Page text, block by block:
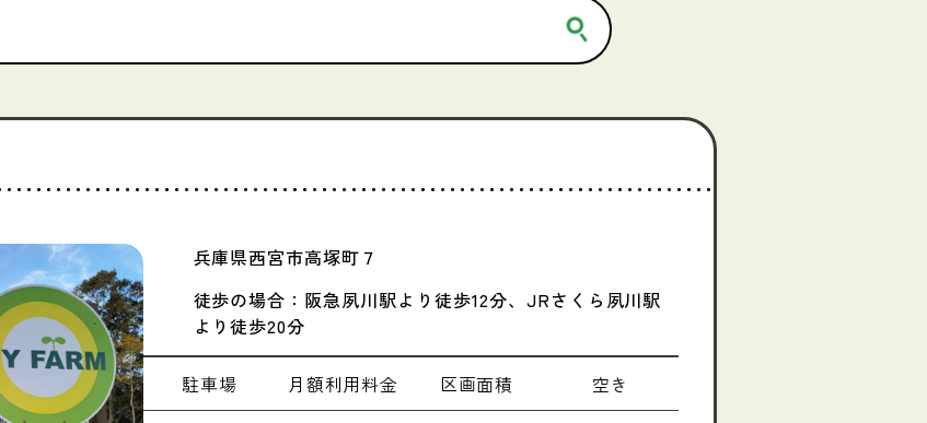
兵庫県西宮市高塚町７
徒歩の場合：阪急夙川駅より徒歩12分、JRさくら夙川駅
より徒歩20分
駐車場 月額利用料金 区画面積 空き